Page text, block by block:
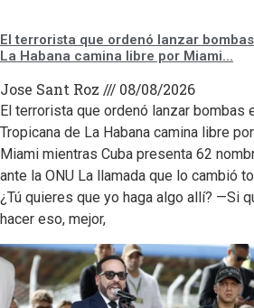
El terrorista que ordenó lanzar
La Habana camina libre por Miami…
Jose Sant Roz 08/08/2026
El terrorista que ordenó lanzar bombas
Tropicana de La Habana camina libre por
Miami mientras Cuba presenta 62
ante la ONU La llamada que lo cambió
¿Tú quieres que yo haga algo allí? —Si
hacer eso, mejor,